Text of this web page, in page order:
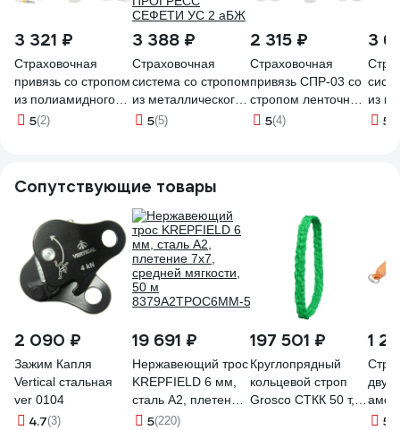
3 321 ₽
Страховочная
привязь со стропом
из полиамидного
каната с
5(2)
3 388 ₽
Страховочная
система со стропом
из металлического
троса в ПВХ
СЕФЕТИ УС 2 аБЖ
5(5)
2 315 ₽
Страховочная
привязь СПР-03 со
стропом ленточным
с амортизатором
5(4)
3
из
5
Сопутствующие товары
2 090 ₽
Зажим Капля
Vertical стальная
ver 0104
4.7(3)
19 691 ₽
Нержавеющий трос
KREPFIELD 6 мм,
сталь А2, плетение
7x7, средней
5(220)
197 501 ₽
Круглопрядный
кольцевой строп
Grosco СТКК 50 т,
1
с 5